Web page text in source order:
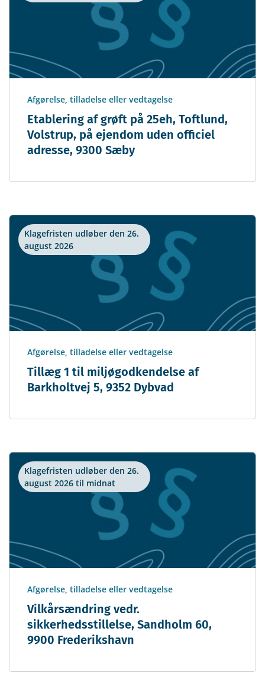
Afgørelse, tilladelse eller vedtagelse
Etablering af grøft på 25eh, Toftlund,
Volstrup, på ejendom uden officiel
adresse, 9300 Sæby
Klagefristen udløber den 26.
august 2026
Afgørelse, tilladelse eller vedtagelse
Tillæg 1 til miljøgodkendelse af
Barkholtvej 5, 9352 Dybvad
Klagefristen udløber den 26.
august 2026 til midnat
Afgørelse, tilladelse eller vedtagelse
Vilkårsændring vedr.
sikkerhedsstillelse, Sandholm 60,
9900 Frederikshavn